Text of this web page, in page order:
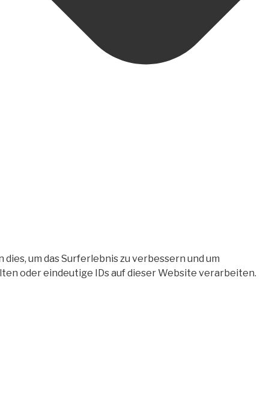
um das Surferlebnis zu verbessern und um
oder eindeutige IDs auf dieser Website verarbeiten.